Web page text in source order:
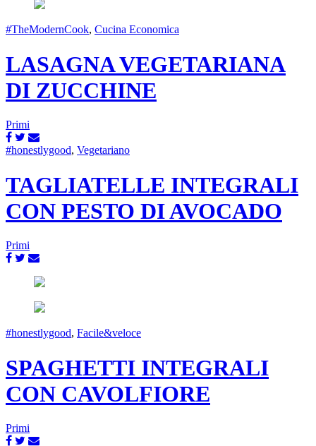
#TheModernCook, Cucina Economica
LASAGNA VEGETARIANA
DI ZUCCHINE
Primi
#honestlygood, Vegetariano
TAGLIATELLE INTEGRALI
CON PESTO DI AVOCADO
Primi
#honestlygood, Facile&veloce
SPAGHETTI INTEGRALI
CON CAVOLFIORE
Primi